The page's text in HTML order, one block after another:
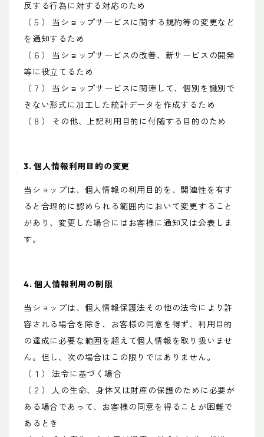
反する行為に対する対応のため
（５） 当ショップサービスに関する規約等の変更など
を通知するため
（６） 当ショップサービスの改善、新サービスの開発
等に役立てるため
（７） 当ショップサービスに関連して、個別を識別で
きない形式に加工した統計データを作成するため
（８） その他、上記利用目的に付随する目的のため
3. 個人情報利用目的の変更
当ショップは、個人情報の利用目的を、関連性を有す
ると合理的に認められる範囲内において変更すること
があり、変更した場合にはお客様に通知又は公表しま
す。
4. 個人情報利用の制限
当ショップは、個人情報保護法その他の法令により許
容される場合を除き、お客様の同意を得ず、利用目的
の達成に必要な範囲を超えて個人情報を取り扱いませ
ん。但し、次の場合はこの限りではありません。
（１） 法令に基づく場合
（２） 人の生命、身体又は財産の保護のために必要が
ある場合であって、お客様の同意を得ることが困難で
あるとき